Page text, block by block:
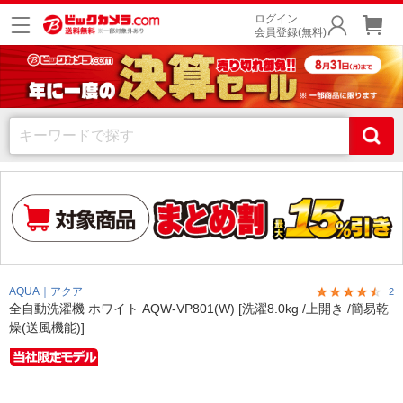
ログイン
会員登録(無料)
AQUA｜アクア 2
全自動洗濯機 ホワイト AQW-VP801(W) [洗濯8.0kg /上開き /簡易乾
燥(送風機能)]